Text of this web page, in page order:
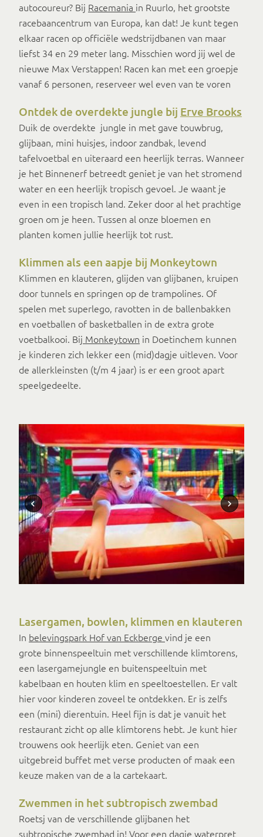
autocoureur? Bij Racemania in Ruurlo, het grootste
racebaancentrum van Europa, kan dat! Je kunt tegen
elkaar racen op officiële wedstrijdbanen van maar
liefst 34 en 29 meter lang. Misschien word jij wel de
nieuwe Max Verstappen! Racen kan met een groepje
vanaf 6 personen, reserveer wel even van te voren
Ontdek de overdekte jungle bij Erve Brooks
Duik de overdekte jungle in met gave touwbrug,
glijbaan, mini huisjes, indoor zandbak, levend
tafelvoetbal en uiteraard een heerlijk terras. Wanneer
je het Binnenerf betreedt geniet je van het stromend
water en een heerlijk tropisch gevoel. Je waant je
even in een tropisch land. Zeker door al het prachtige
groen om je heen. Tussen al onze bloemen en
planten komen jullie heerlijk tot rust.
Klimmen als een aapje bij Monkeytown
Klimmen en klauteren, glijden van glijbanen, kruipen
door tunnels en springen op de trampolines. Of
spelen met superlego, ravotten in de ballenbakken
en voetballen of basketballen in de extra grote
voetbalkooi. Bij Monkeytown in Doetinchem kunnen
je kinderen zich lekker een (mid)dagje uitleven. Voor
de allerkleinsten (t/m 4 jaar) is er een groot apart
speelgedeelte.
Lasergamen, bowlen, klimmen en klauteren
In belevingspark Hof van Eckberge vind je een
grote binnenspeeltuin met verschillende klimtorens,
een lasergamejungle en buitenspeeltuin met
kabelbaan en houten klim en speeltoestellen. Er valt
hier voor kinderen zoveel te ontdekken. Er is zelfs
een (mini) dierentuin. Heel fijn is dat je vanuit het
restaurant zicht op alle klimtorens hebt. Je kunt hier
trouwens ook heerlijk eten. Geniet van een
uitgebreid buffet met verse producten of maak een
keuze maken van de a la cartekaart.
Zwemmen in het subtropisch zwembad
Roetsj van de verschillende glijbanen het
subtropische zwembad in! Voor een dagje waterpret